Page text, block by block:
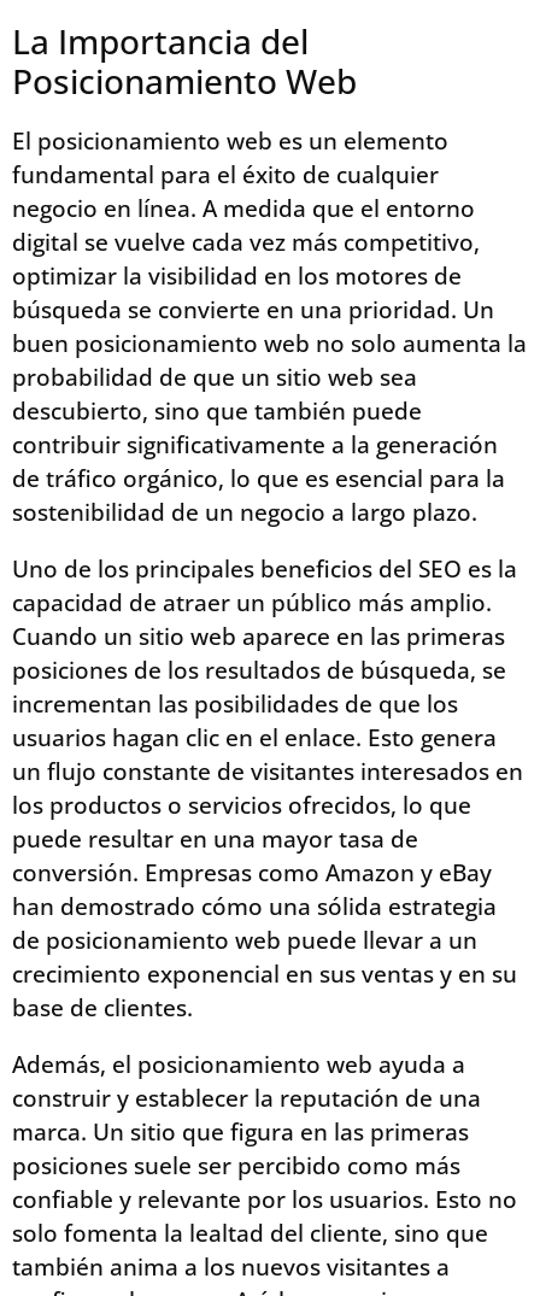
La Importancia del
Posicionamiento Web
El posicionamiento web es un elemento
fundamental para el éxito de cualquier
negocio en línea. A medida que el entorno
digital se vuelve cada vez más competitivo,
optimizar la visibilidad en los motores de
búsqueda se convierte en una prioridad. Un
buen posicionamiento web no solo aumenta la
probabilidad de que un sitio web sea
descubierto, sino que también puede
contribuir significativamente a la generación
de tráfico orgánico, lo que es esencial para la
sostenibilidad de un negocio a largo plazo.
Uno de los principales beneficios del SEO es la
capacidad de atraer un público más amplio.
Cuando un sitio web aparece en las primeras
posiciones de los resultados de búsqueda, se
incrementan las posibilidades de que los
usuarios hagan clic en el enlace. Esto genera
un flujo constante de visitantes interesados en
los productos o servicios ofrecidos, lo que
puede resultar en una mayor tasa de
conversión. Empresas como Amazon y eBay
han demostrado cómo una sólida estrategia
de posicionamiento web puede llevar a un
crecimiento exponencial en sus ventas y en su
base de clientes.
Además, el posicionamiento web ayuda a
construir y establecer la reputación de una
marca. Un sitio que figura en las primeras
posiciones suele ser percibido como más
confiable y relevante por los usuarios. Esto no
solo fomenta la lealtad del cliente, sino que
también anima a los nuevos visitantes a